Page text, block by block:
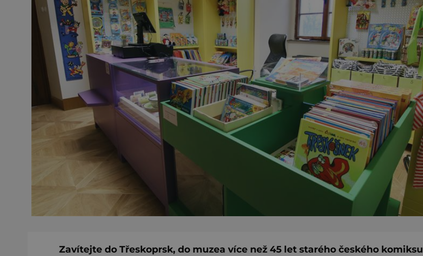
Zavítejte do Třeskoprsk, do muzea více než 45 let starého českého komiksu